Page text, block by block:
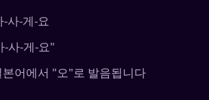
사-게-요
-사-게-요"
어에서 "오"로 발음됩니다